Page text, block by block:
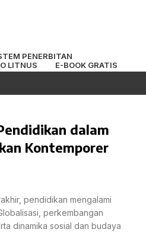
PENERBITAN
LITNUS
E-BOOK GRATIS
dalam
Kontemporer
pendidikan mengalami
perkembangan
dinamika sosial dan budaya